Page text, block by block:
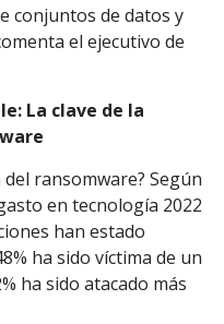
conjuntos de datos y
el ejecutivo de
La clave de la
ransomware? Según
en tecnología 2022
han estado
ha sido víctima de un
ha sido atacado más